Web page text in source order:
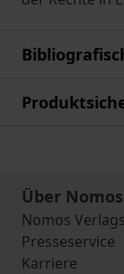
Über Nomos
Nomos
Presseservice
Karriere